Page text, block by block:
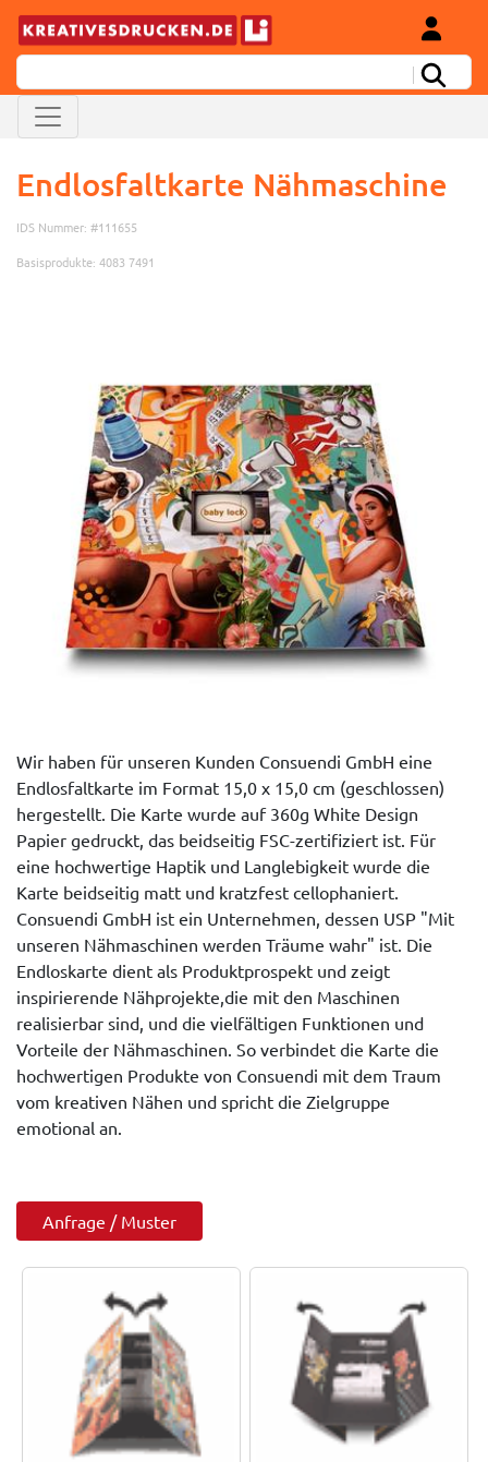
Endlosfaltkarte Nähmaschine
IDS Nummer: #111655
Basisprodukte: 4083 7491
Wir haben für unseren Kunden Consuendi GmbH eine
Endlosfaltkarte im Format 15,0 x 15,0 cm (geschlossen)
hergestellt. Die Karte wurde auf 360g White Design
Papier gedruckt, das beidseitig FSC-zertifiziert ist. Für
eine hochwertige Haptik und Langlebigkeit wurde die
Karte beidseitig matt und kratzfest cellophaniert.
Consuendi GmbH ist ein Unternehmen, dessen USP "Mit
unseren Nähmaschinen werden Träume wahr" ist. Die
Endloskarte dient als Produktprospekt und zeigt
inspirierende Nähprojekte,die mit den Maschinen
realisierbar sind, und die vielfältigen Funktionen und
Vorteile der Nähmaschinen. So verbindet die Karte die
hochwertigen Produkte von Consuendi mit dem Traum
vom kreativen Nähen und spricht die Zielgruppe
emotional an.
Anfrage / Muster